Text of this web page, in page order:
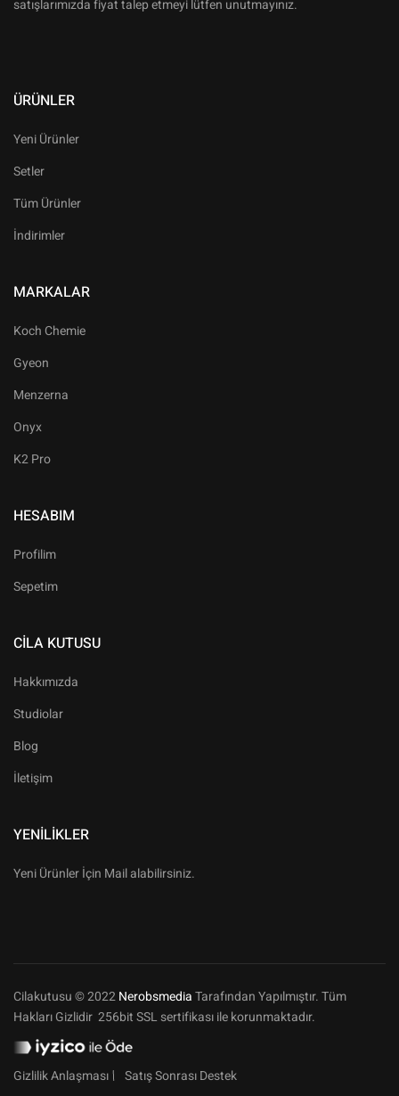
satışlarımızda fiyat talep etmeyi lütfen unutmayınız.
ÜRÜNLER
Yeni Ürünler
Setler
Tüm Ürünler
İndirimler
MARKALAR
Koch Chemie
Gyeon
Menzerna
Onyx
K2 Pro
HESABIM
Profilim
Sepetim
CILA KUTUSU
Hakkımızda
Studiolar
Blog
İletişim
YENILIKLER
Yeni Ürünler İçin Mail alabilirsiniz.
Cilakutusu © 2022NerobsmediaTarafından Yapılmıştır. Tüm
Hakları Gizlidir 256bit SSL sertifikası ile korunmaktadır.
Gizlilik Anlaşması Satış Sonrası Destek